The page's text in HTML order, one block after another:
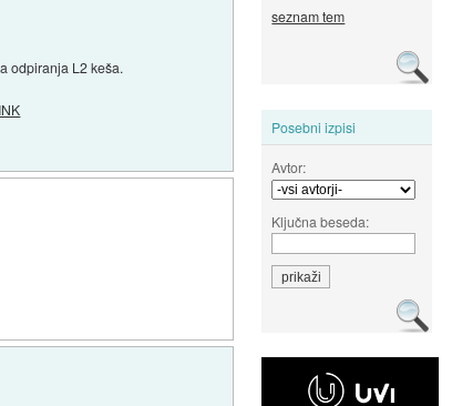
seznam tem
Posebni izpisi
Avtor:
Ključna beseda:
odpiranja L2 keša.